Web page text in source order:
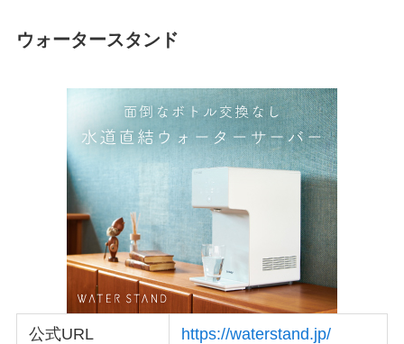
ウォータースタンド
公式URL https://waterstand.jp/